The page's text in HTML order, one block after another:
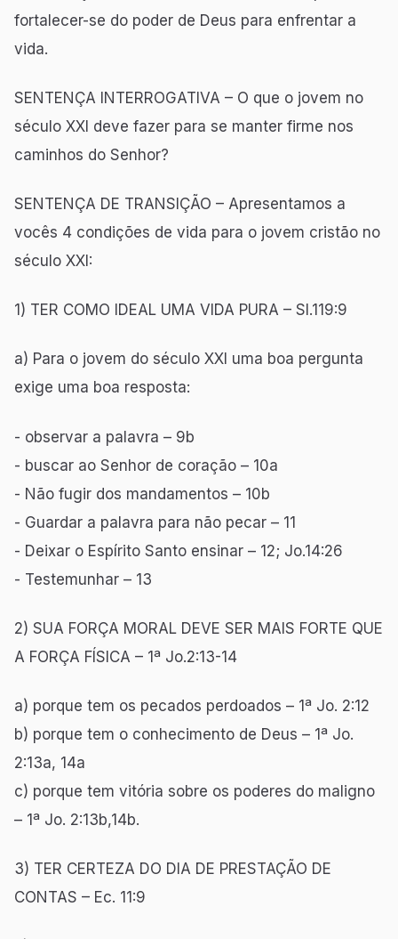
fortalecer-se do poder de Deus para enfrentar a
vida.
SENTENÇA INTERROGATIVA – O que o jovem no
século XXI deve fazer para se manter firme nos
caminhos do Senhor?
SENTENÇA DE TRANSIÇÃO – Apresentamos a
vocês 4 condições de vida para o jovem cristão no
século XXI:
1) TER COMO IDEAL UMA VIDA PURA – Sl.119:9
a) Para o jovem do século XXI uma boa pergunta
exige uma boa resposta:
- observar a palavra – 9b
- buscar ao Senhor de coração – 10a
- Não fugir dos mandamentos – 10b
- Guardar a palavra para não pecar – 11
- Deixar o Espírito Santo ensinar – 12; Jo.14:26
- Testemunhar – 13
2) SUA FORÇA MORAL DEVE SER MAIS FORTE QUE
A FORÇA FÍSICA – 1ª Jo.2:13-14
a) porque tem os pecados perdoados – 1ª Jo. 2:12
b) porque tem o conhecimento de Deus – 1ª Jo.
2:13a, 14a
c) porque tem vitória sobre os poderes do maligno
– 1ª Jo. 2:13b,14b.
3) TER CERTEZA DO DIA DE PRESTAÇÃO DE
CONTAS – Ec. 11:9